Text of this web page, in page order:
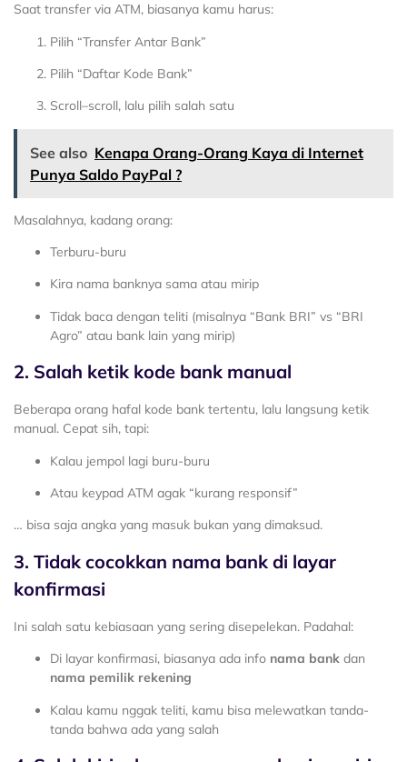
Saat transfer via ATM, biasanya kamu harus:
Pilih “Transfer Antar Bank”
Pilih “Daftar Kode Bank”
Scroll–scroll, lalu pilih salah satu
See also Kenapa Orang-Orang Kaya di Internet
Punya Saldo PayPal ?
Masalahnya, kadang orang:
Terburu-buru
Kira nama banknya sama atau mirip
Tidak baca dengan teliti (misalnya “Bank BRI” vs “BRI
Agro” atau bank lain yang mirip)
2. Salah ketik kode bank manual
Beberapa orang hafal kode bank tertentu, lalu langsung ketik
manual. Cepat sih, tapi:
Kalau jempol lagi buru-buru
Atau keypad ATM agak “kurang responsif”
… bisa saja angka yang masuk bukan yang dimaksud.
3. Tidak cocokkan nama bank di layar
konfirmasi
Ini salah satu kebiasaan yang sering disepelekan. Padahal:
Di layar konfirmasi, biasanya ada info nama bank dan
nama pemilik rekening
Kalau kamu nggak teliti, kamu bisa melewatkan tanda-
tanda bahwa ada yang salah